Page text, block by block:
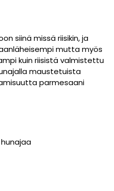
siinä missä riisikin, ja
mutta myös
kuin riisistä valmistettu
maustetuista
parmesaani